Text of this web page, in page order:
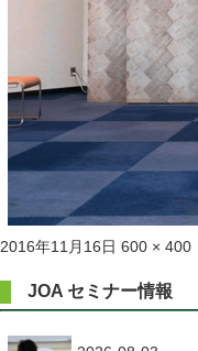
投
2016年11月16日 フ
サ
イ
600 × 400
JOA セミナー情報